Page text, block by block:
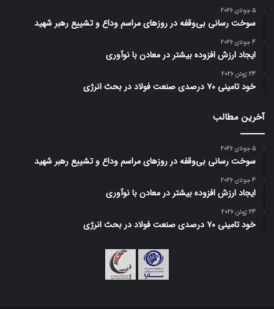
5 جولای 2026
سوخت رسانی بی‌وقفه در روز‌های مراسم وداع و تشییع رهبر شهید
4 جولای 2026
ایجاد ارزش افزوده بیشتر در معادن با نوآوری
24 ژوئن 2026
خود تامینی ۷۰ درصدی صنعت فولاد در بحث انرژی
آخرین مطالب
5 جولای 2026
سوخت رسانی بی‌وقفه در روز‌های مراسم وداع و تشییع رهبر شهید
4 جولای 2026
ایجاد ارزش افزوده بیشتر در معادن با نوآوری
24 ژوئن 2026
خود تامینی ۷۰ درصدی صنعت فولاد در بحث انرژی